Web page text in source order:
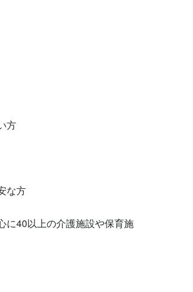
方
な方
に40以上の介護施設や保育施